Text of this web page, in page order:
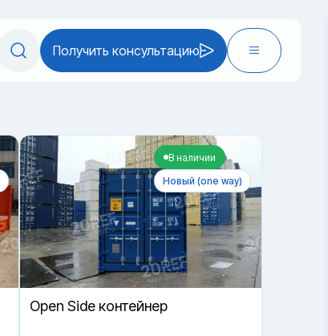
Получить консультацию
В наличии
Новый (one way)
Open Side контейнер